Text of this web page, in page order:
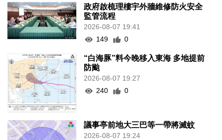
政府啟梳理樓宇外牆維修防火安全
監管流程
2026-08-07 19:41
149
0
“白海豚”料今晚移入東海 多地提前
防颱
2026-08-07 19:27
240
0
議事亭前地大三巴等一帶將滅蚊
2026-08-07 19:24